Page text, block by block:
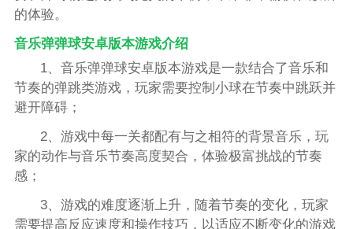
的体验。
音乐弹弹球安卓版本游戏介绍
1、音乐弹弹球安卓版本游戏是一款结合了音乐和
节奏的弹跳类游戏，玩家需要控制小球在节奏中跳跃并
避开障碍；
2、游戏中每一关都配有与之相符的背景音乐，玩
家的动作与音乐节奏高度契合，体验极富挑战的节奏
感；
3、游戏的难度逐渐上升，随着节奏的变化，玩家
需要提高反应速度和操作技巧，以适应不断变化的游戏